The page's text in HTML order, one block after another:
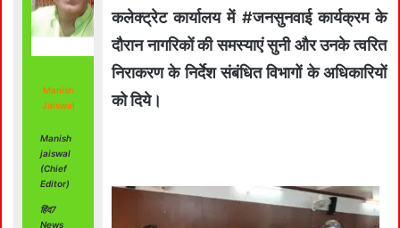
Manish
Jaiswal
Manish
jaiswal
(Chief
Editor)
हिंद7
News
कलेक्ट्रेट कार्यालय में #जनसुनवाई कार्यक्रम के
दौरान नागरिकों की समस्याएं सुनी और उनके त्वरित
निराकरण के निर्देश संबंधित विभागों के अधिकारियों
को दिये।